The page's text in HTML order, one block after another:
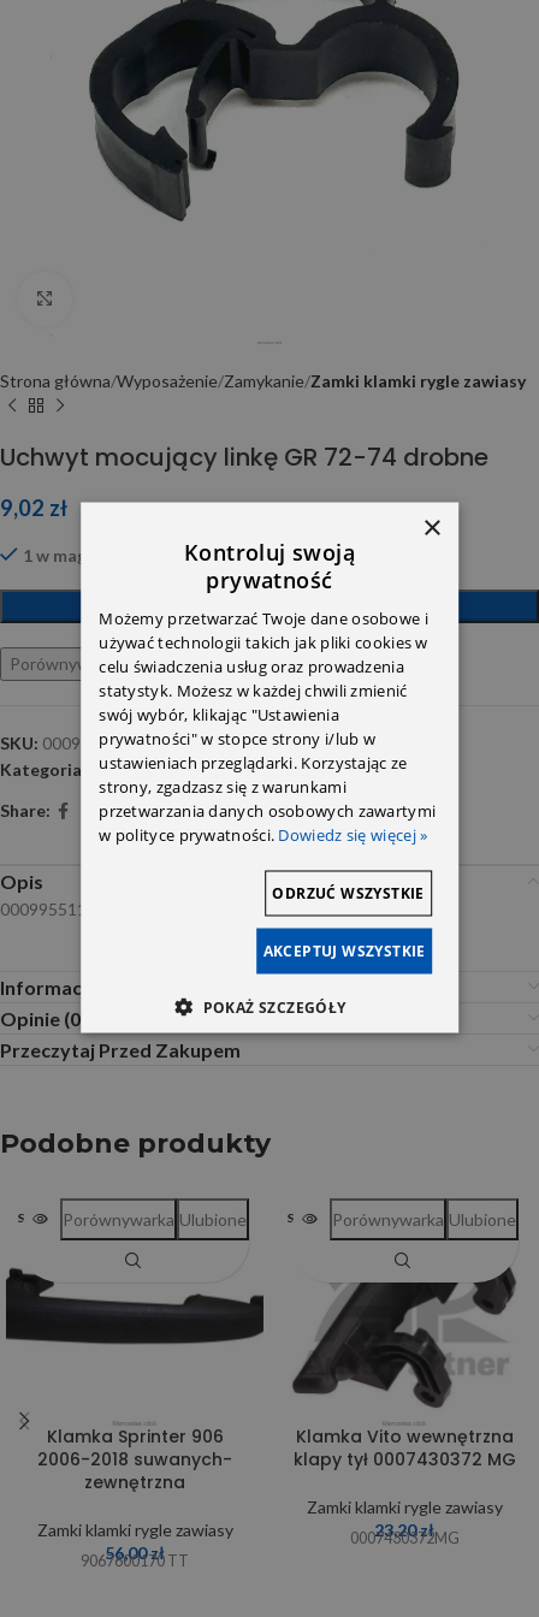
Strona główna Wyposażenie Zamykanie Zamki klamki rygle zawiasy
Uchwyt mocujący linkę GR 72-74 drobne
9,02 zł
1 w magazynie
Porównywarka Ulubione
SKU: 0009955114
Kategoria:
Zamki klamki rygle zawiasy
Share:
Opis
0009955114
Informacje dodatkowe
Opinie (0)
Przeczytaj Przed Zakupem
Podobne produkty
SOLD OUT
Klamka Sprinter 906
2006-2018 suwanych-
zewnętrzna
Zamki klamki rygle zawiasy
56,00zł
9067600170 TT
Porównywarka Ulubione SOLD OUT
Klamka Vito wewnętrzna
klapy tył 0007430372 MG
Zamki klamki rygle zawiasy
23,20zł
0007430372MG
Porównywarka Ulubione
×
Kontroluj swoją
prywatność
Możemy przetwarzać Twoje dane osobowe i
używać technologii takich jak pliki cookies w
celu świadczenia usług oraz prowadzenia
statystyk. Możesz w każdej chwili zmienić
swój wybór, klikając "Ustawienia
prywatności" w stopce strony i/lub w
ustawieniach przeglądarki. Korzystając ze
strony, zgadzasz się z warunkami
przetwarzania danych osobowych zawartymi
w polityce prywatności. Dowiedz się więcej »
AKCEPTUJ WSZYSTKIE
ODRZUĆ WSZYSTKIE
POKAŻ SZCZEGÓŁY